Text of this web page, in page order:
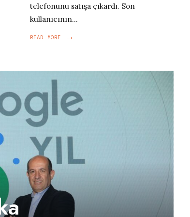
telefonunu satışa çıkardı. Son
kullanıcının...
READ MORE →
READ
SINGAPURLU